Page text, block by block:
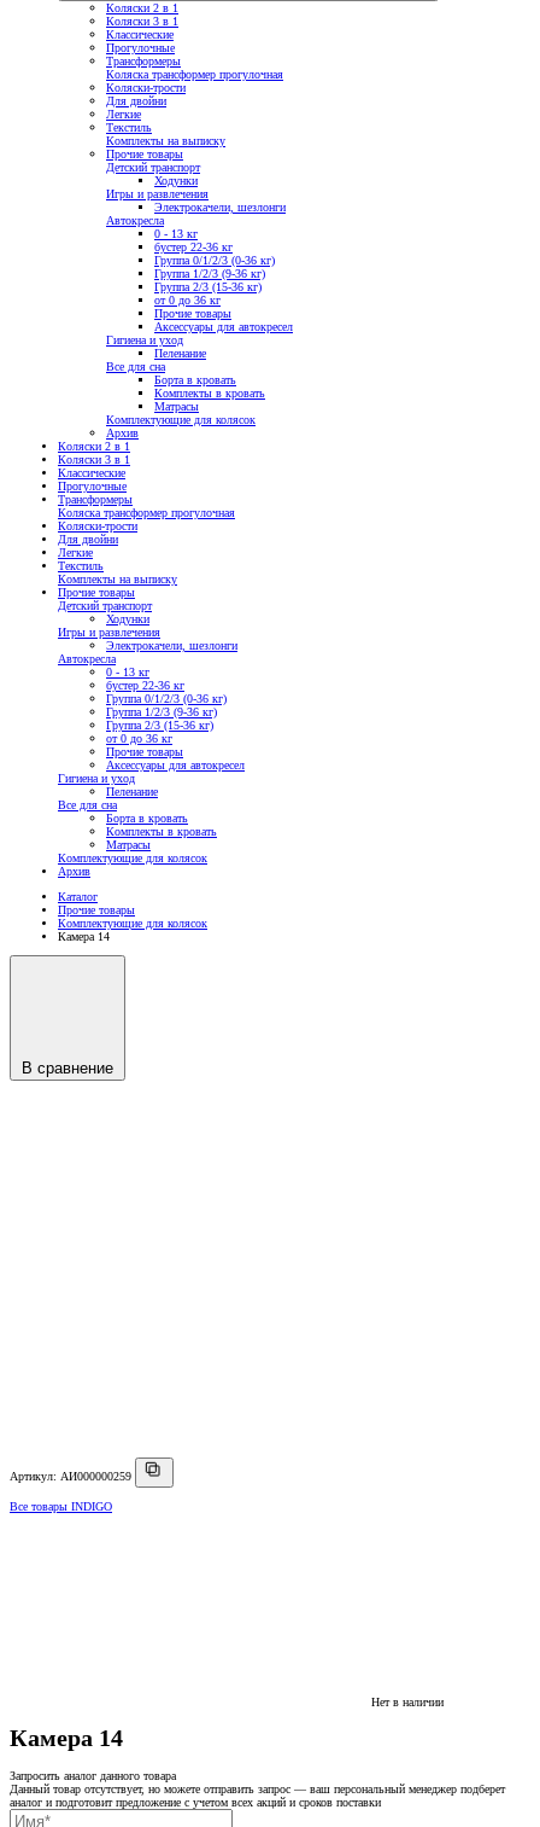
Коляски 2 в 1
Коляски 3 в 1
Классические
Прогулочные
Трансформеры
Коляска трансформер прогулочная
Коляски-трости
Для двойни
Легкие
Текстиль
Комплекты на выписку
Прочие товары
Детский транспорт
Ходунки
Игры и развлечения
Электрокачели, шезлонги
Автокресла
0 - 13 кг
бустер 22-36 кг
Группа 0/1/2/3 (0-36 кг)
Группа 1/2/3 (9-36 кг)
Группа 2/3 (15-36 кг)
от 0 до 36 кг
Прочие товары
Аксессуары для автокресел
Гигиена и уход
Пеленание
Все для сна
Борта в кровать
Комплекты в кровать
Матрасы
Комплектующие для колясок
Архив
Коляски 2 в 1
Коляски 3 в 1
Классические
Прогулочные
Трансформеры
Коляска трансформер прогулочная
Коляски-трости
Для двойни
Легкие
Текстиль
Комплекты на выписку
Прочие товары
Детский транспорт
Ходунки
Игры и развлечения
Электрокачели, шезлонги
Автокресла
0 - 13 кг
бустер 22-36 кг
Группа 0/1/2/3 (0-36 кг)
Группа 1/2/3 (9-36 кг)
Группа 2/3 (15-36 кг)
от 0 до 36 кг
Прочие товары
Аксессуары для автокресел
Гигиена и уход
Пеленание
Все для сна
Борта в кровать
Комплекты в кровать
Матрасы
Комплектующие для колясок
Архив
Каталог
Прочие товары
Комплектующие для колясок
Камера 14
В сравнение
Артикул: АИ000000259
Все товары INDIGO
Нет в наличии
Камера 14
Запросить аналог данного товара
Данный товар отсутствует, но можете отправить запрос — ваш персональный менеджер подберет
аналог и подготовит предложение с учетом всех акций и сроков поставки